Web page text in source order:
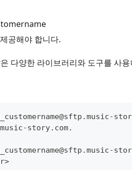
공해야 합니다.
다양한 라이브러리와 도구를 사
story.com.